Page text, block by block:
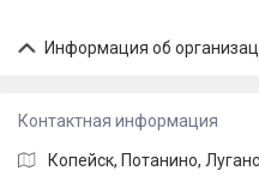
Информация об
Контактная информация
Копейск, Потанино,